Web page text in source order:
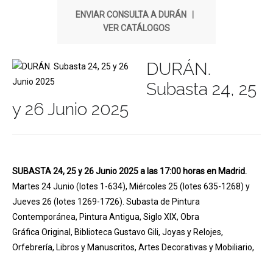
ENVIAR CONSULTA A DURÁN
VER CATÁLOGOS
DURÁN.
Subasta 24, 25
y 26 Junio 2025
SUBASTA 24, 25 y 26 Junio 2025 a las 17:00 horas en Madrid.
Martes 24 Junio (lotes 1-634), Miércoles 25 (lotes 635-1268) y
Jueves 26 (lotes 1269-1726). Subasta de Pintura
Contemporánea, Pintura Antigua, Siglo XIX, Obra
Gráfica Original, Biblioteca Gustavo Gili, Joyas y Relojes,
Orfebrería, Libros y Manuscritos, Artes Decorativas y Mobiliario,